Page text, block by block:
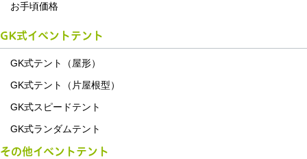
お手頃価格
GK式イベントテント
GK式テント（屋形）
GK式テント（片屋根型）
GK式スピードテント
GK式ランダムテント
その他イベントテント